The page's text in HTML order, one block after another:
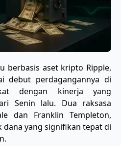
berbasis aset kripto Ripple,
debut perdagangannya di
dengan kinerja yang
Senin lalu. Dua raksasa
dan Franklin Templeton,
dana yang signifikan tepat di